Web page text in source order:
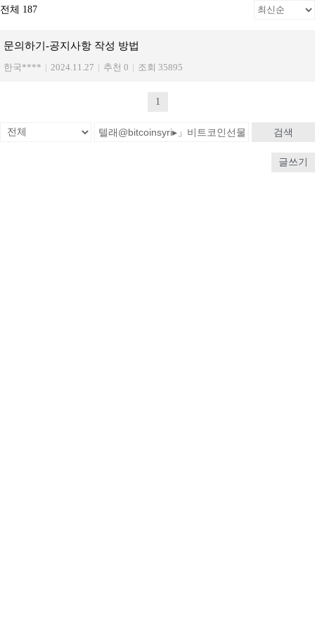
전체 187
문의하기-공지사항 작성 방법
한국**** | 2024.11.27 | 추천 0 | 조회 35895
1
검색
글쓰기